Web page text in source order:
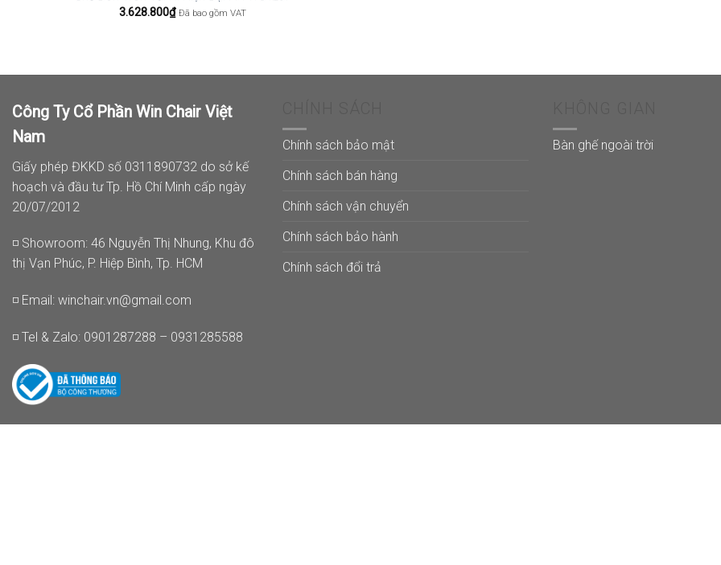
3.628.800₫ Đã bao gồm VAT
Công Ty Cổ Phần Win Chair Việt
Nam
Giấy phép ĐKKD số 0311890732 do sở kế
hoạch và đầu tư Tp. Hồ Chí Minh cấp ngày
20/07/2012
◽ Showroom: 46 Nguyễn Thị Nhung, Khu đô
thị Vạn Phúc, P. Hiệp Bình, Tp. HCM
◽ Email: winchair.vn@gmail.com
◽ Tel & Zalo: 0901287288 – 0931285588
Chính sách bảo mật
Chính sách bán hàng
Chính sách vận chuyển
Chính sách bảo hành
Chính sách đổi trả
Bàn ghế ngoài trời